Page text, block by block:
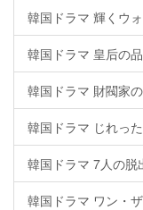
韓国ドラマ 輝くウ
韓国ドラマ 皇后の
韓国ドラマ 財閥家
韓国ドラマ じれっ
韓国ドラマ 7人の脱
韓国ドラマ ワン・